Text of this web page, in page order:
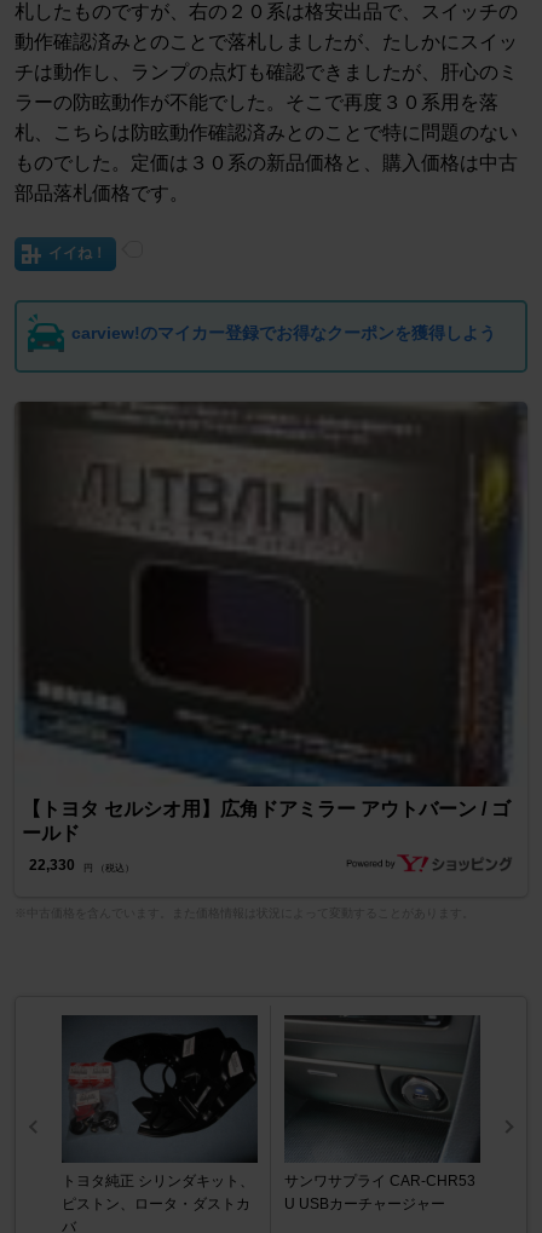
札したものですが、右の２０系は格安出品で、スイッチの
動作確認済みとのことで落札しましたが、たしかにスイッ
チは動作し、ランプの点灯も確認できましたが、肝心のミ
ラーの防眩動作が不能でした。そこで再度３０系用を落
札、こちらは防眩動作確認済みとのことで特に問題のない
ものでした。定価は３０系の新品価格と、購入価格は中古
部品落札価格です。
イイね！
carview!のマイカー登録でお得なクーポンを獲得しよう
【トヨタ セルシオ用】広角ドアミラー アウトバーン / ゴ
ールド
22,330 円 （税込）
トヨタ純正 シリンダキット、
ピストン、ロータ・ダストカ
バ
サンワサプライ CAR-CHR53
U USBカーチャージャー